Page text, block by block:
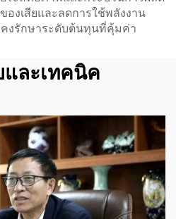
งเสียและลดการใช้พลังงาน
งรักษาระดับต้นทุนที่คุ้มค่า
และเทคนิค